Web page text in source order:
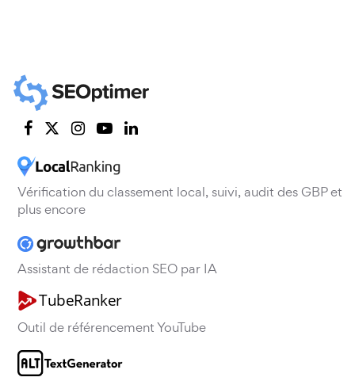
Vérification du classement local, suivi, audit des GBP et
plus encore
Assistant de rédaction SEO par IA
Outil de référencement YouTube